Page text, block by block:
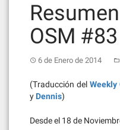
OSM #83
6 de Enero de 2014
(Traducción delWeekly
y Dennis)
Desde el 18 de